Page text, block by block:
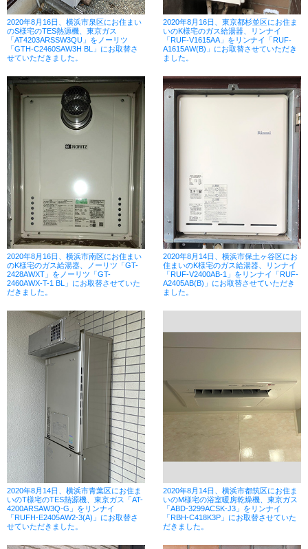
2020年8月16日、横浜市泉区にお住まい
のS様宅のTES熱源機、東京ガス
「AT4203ARSSW3QU」をノーリツ
「GTH-C2460SAW3H BL」にお取替さ
せていただきました。
2020年8月16日、東京都杉並区にお住ま
いのK様宅のガス給湯器、リンナイ
「RUF-V1615AA」をリンナイ「RUF-
A1615AW(B)」にお取替させていただき
ました。
2020年8月16日、横浜市南区にお住まい
のK様宅のガス給湯器、ノーリツ「GT-
2428AWXT」をノーリツ「GT-
2460AWX-T-1 BL」にお取替させていた
だきました。
2020年8月14日、横浜市保土ヶ谷区にお
住まいのK様宅のガス給湯器、リンナイ
「RUF-V2400AB-1」をリンナイ「RUF-
A2405AB(B)」にお取替させていただき
ました。
2020年8月14日、横浜市青葉区にお住ま
いのT様宅のTES熱源機、東京ガス「AT-
4200ARSAW3Q-G」をリンナイ
「RUFH-E2405AW2-3(A)」にお取替さ
せていただきました。
2020年8月14日、横浜市都筑区にお住ま
いのM様宅の浴室暖房乾燥機、東京ガス
「ABD-3299ACSK-J3」をリンナイ
「RBH-C418K3P」にお取替させていた
だきました。